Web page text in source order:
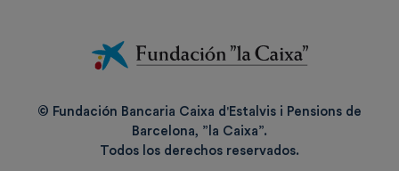
Fundación
La
© Fundación Bancaria Caixa d'Estalvis i Pensions de
Barcelona, ”la Caixa”.
Todos los derechos reservados.